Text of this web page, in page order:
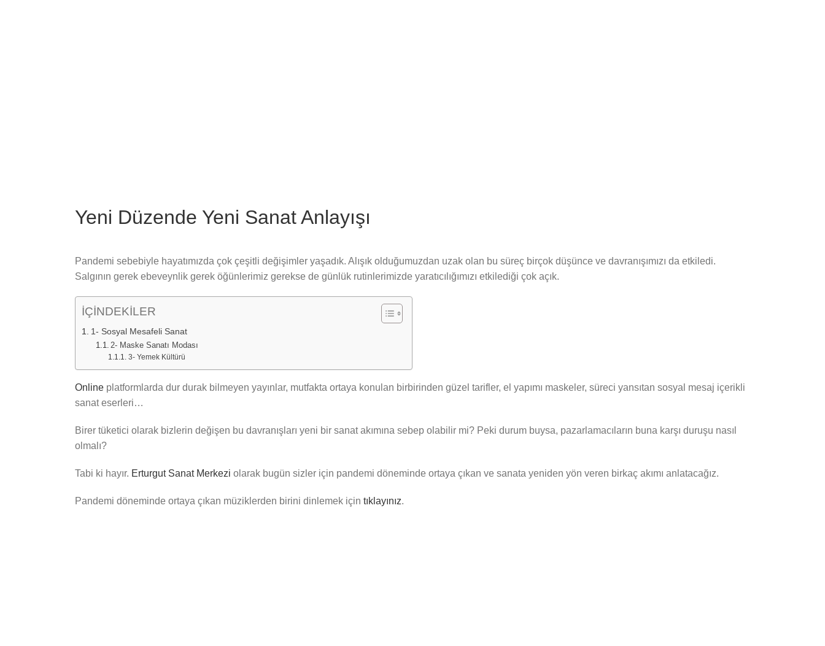
Yeni Düzende Yeni Sanat Anlayışı
Pandemi sebebiyle hayatımızda çok çeşitli değişimler yaşadık. Alışık olduğumuzdan uzak olan bu süreç birçok düşünce ve davranışımızı da etkiledi.
Salgının gerek ebeveynlik gerek öğünlerimiz gerekse de günlük rutinlerimizde yaratıcılığımızı etkilediği çok açık.
İÇİNDEKİLER
1- Sosyal Mesafeli Sanat
2- Maske Sanatı Modası
3- Yemek Kültürü
Online platformlarda dur durak bilmeyen yayınlar, mutfakta ortaya konulan birbirinden güzel tarifler, el yapımı maskeler, süreci yansıtan sosyal mesaj içerikli
sanat eserleri…
Birer tüketici olarak bizlerin değişen bu davranışları yeni bir sanat akımına sebep olabilir mi? Peki durum buysa, pazarlamacıların buna karşı duruşu nasıl
olmalı?
Tabi ki hayır. Erturgut Sanat Merkezi olarak bugün sizler için pandemi döneminde ortaya çıkan ve sanata yeniden yön veren birkaç akımı anlatacağız.
Pandemi döneminde ortaya çıkan müziklerden birini dinlemek için tıklayınız.